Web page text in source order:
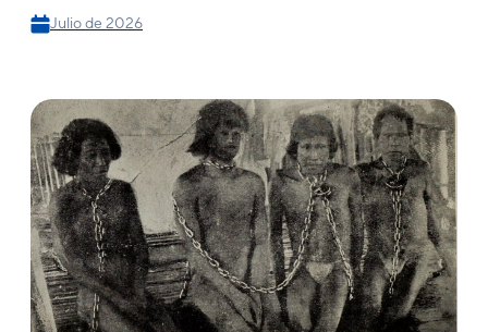
Julio de 2026